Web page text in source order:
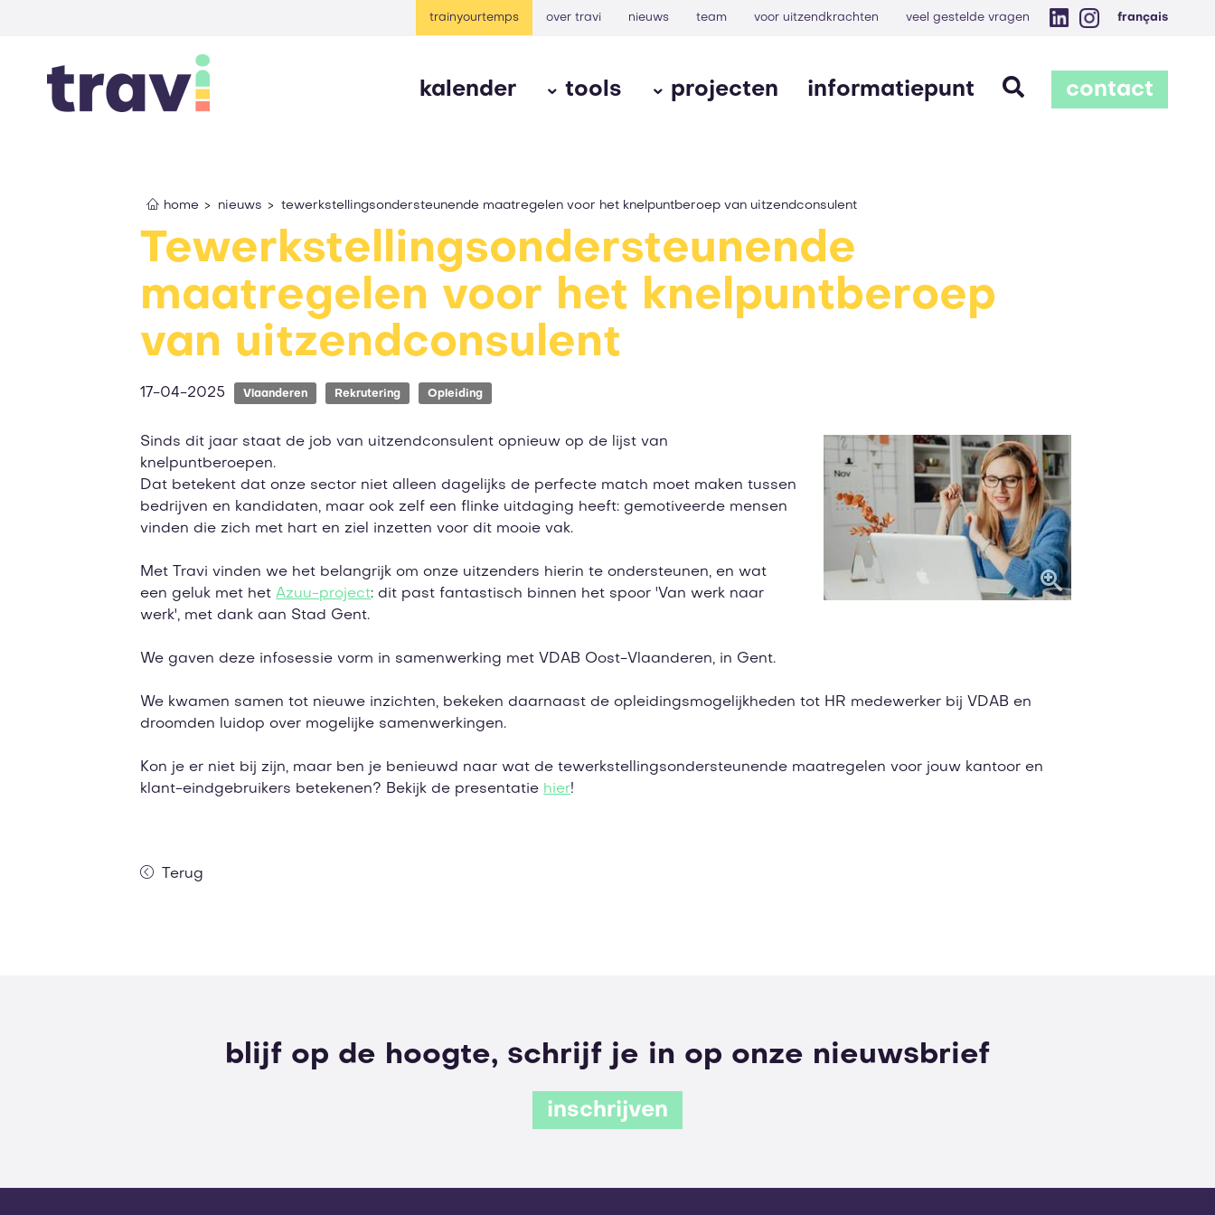
trainyourtemps over travi nieuws team voor uitzendkrachten veel gestelde vragen français
contact
kalender tools projecten informatiepunt
home nieuws tewerkstellingsondersteunende maatregelen voor het knelpuntberoep van uitzendconsulent
Tewerkstellingsondersteunende
maatregelen voor het knelpuntberoep
van uitzendconsulent
17-04-2025 Vlaanderen Rekrutering Opleiding
Sinds dit jaar staat de job van uitzendconsulent opnieuw op de lijst van
knelpuntberoepen.
Dat betekent dat onze sector niet alleen dagelijks de perfecte match moet maken tussen
bedrijven en kandidaten, maar ook zelf een flinke uitdaging heeft: gemotiveerde mensen
vinden die zich met hart en ziel inzetten voor dit mooie vak.
Met Travi vinden we het belangrijk om onze uitzenders hierin te ondersteunen, en wat
een geluk met hetAzuu-project: dit past fantastisch binnen het spoor 'Van werk naar
werk', met dank aan Stad Gent.
We gaven deze infosessie vorm in samenwerking met VDAB Oost-Vlaanderen, in Gent.
We kwamen samen tot nieuwe inzichten, bekeken daarnaast de opleidingsmogelijkheden tot HR medewerker bij VDAB en
droomden luidop over mogelijke samenwerkingen.
Kon je er niet bij zijn, maar ben je benieuwd naar wat de tewerkstellingsondersteunende maatregelen voor jouw kantoor en
klant-eindgebruikers betekenen? Bekijk de presentatie hier!
Terug
blijf op de hoogte, schrijf je in op onze nieuwsbrief
inschrijven